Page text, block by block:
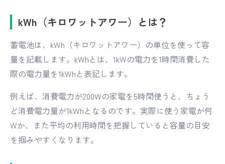
kWh（キロワットアワー）とは？
蓄電池は、kWh（キロワットアワー）の単位を使って容
量を記載します。kWhとは、1kWの電力を1時間消費した
際の電力量を1kWhと表記します。
例えば、消費電力が200Wの家電を5時間使うと、ちょう
ど消費電力量が1kWhとなるのです。実際に使う家電が何
Wか、また平均の利用時間を把握していると容量の目安
を掴みやすくなります。